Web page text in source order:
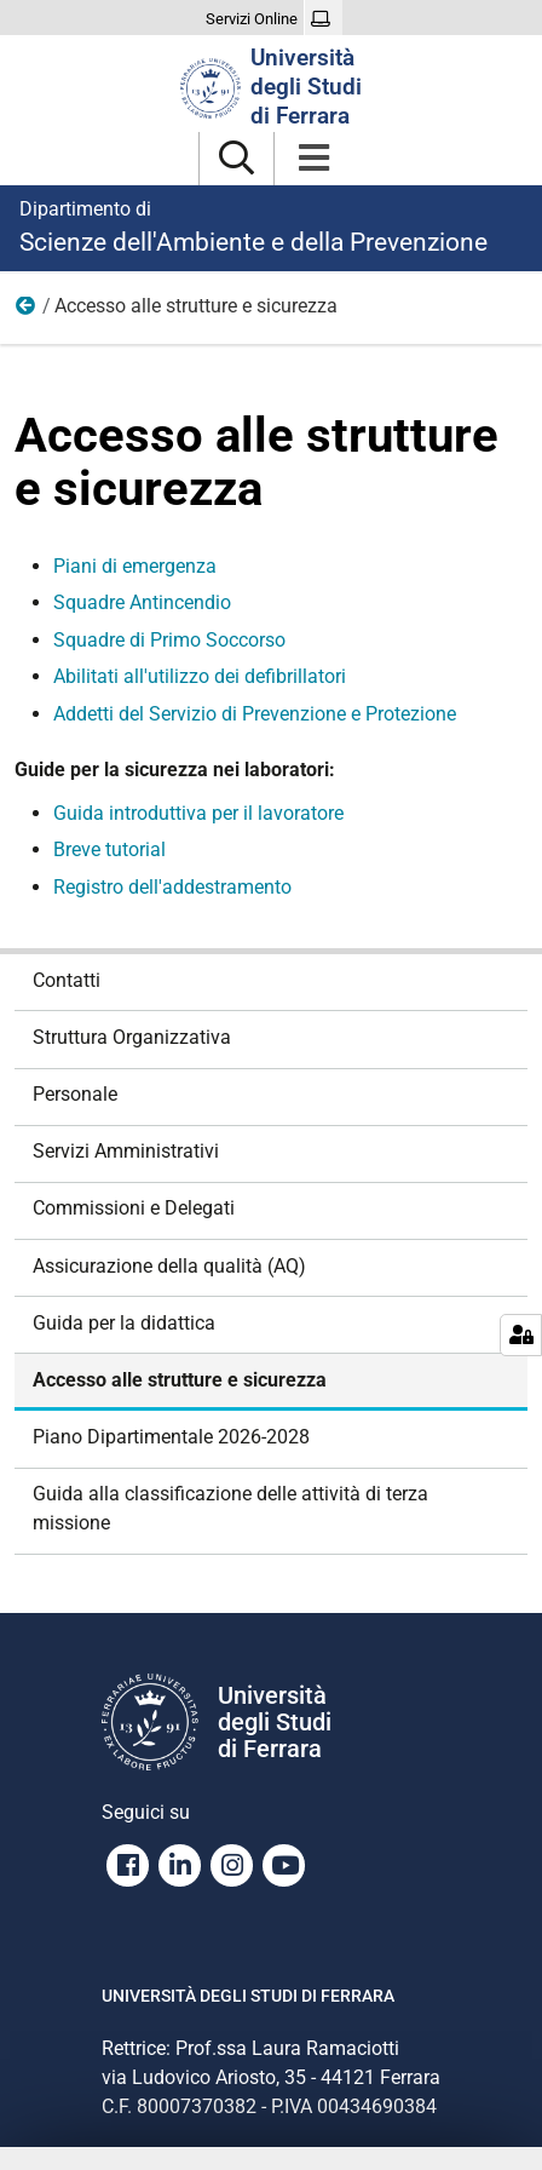
Servizi Online
Università
degli Studi
di Ferrara
Dipartimento di
Scienze dell'Ambiente e della Prevenzione
Organizzazione
Accesso alle strutture e sicurezza
Accesso alle strutture
e sicurezza
Piani di emergenza
Squadre Antincendio
Squadre di Primo Soccorso
Abilitati all'utilizzo dei defibrillatori
Addetti del Servizio di Prevenzione e Protezione
Guide per la sicurezza nei laboratori:
Guida introduttiva per il lavoratore
Breve tutorial
Registro dell'addestramento
Contatti
Struttura Organizzativa
Personale
Servizi Amministrativi
Commissioni e Delegati
Assicurazione della qualità (AQ)
Guida per la didattica
Accesso alle strutture e sicurezza
Piano Dipartimentale 2026-2028
Guida alla classificazione delle attività di terza
missione
Università
degli Studi
di Ferrara
Seguici su
Facebook
LinkedinInstagram
Youtube
UNIVERSITÀ DEGLI STUDI DI FERRARA
Rettrice: Prof.ssa Laura Ramaciotti
via Ludovico Ariosto, 35 - 44121 Ferrara
C.F. 80007370382 - P.IVA 00434690384